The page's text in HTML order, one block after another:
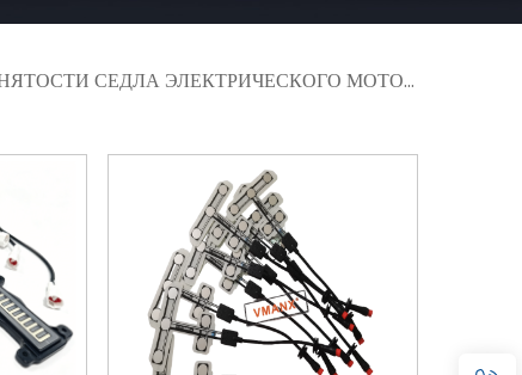
СЕДЛА ЭЛЕКТРИЧЕСКОГО МОТОЦИКЛА